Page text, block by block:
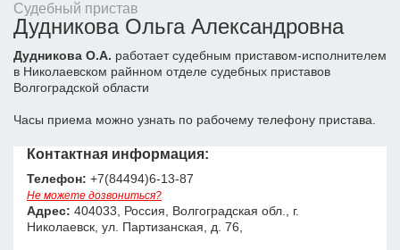
Судебный пристав
Дудникова Ольга Александровна
Дудникова О.А. работает судебным приставом-исполнителем
в Николаевском райнном отделе судебных приставов
Волгоградской области
Часы приема можно узнать по рабочему телефону пристава.
Контактная информация:
Телефон: +7(84494)6-13-87
Не можете дозвониться?
Адрес: 404033, Россия, Волгоградская обл., г.
Николаевск, ул. Партизанская, д. 76,